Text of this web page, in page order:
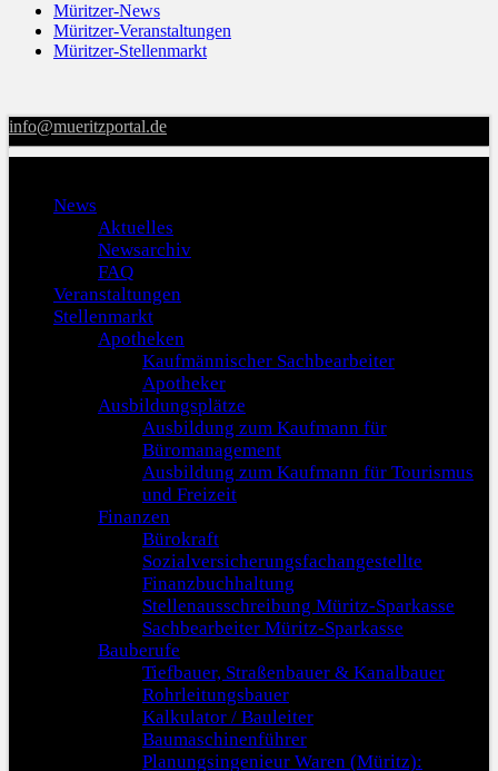
Müritzer-News
Müritzer-Veranstaltungen
Müritzer-Stellenmarkt
info@mueritzportal.de
News
Aktuelles
Newsarchiv
FAQ
Veranstaltungen
Stellenmarkt
Apotheken
Kaufmännischer Sachbearbeiter
Apotheker
Ausbildungsplätze
Ausbildung zum Kaufmann für
Büromanagement
Ausbildung zum Kaufmann für Tourismus
und Freizeit
Finanzen
Bürokraft
Sozialversicherungsfachangestellte
Finanzbuchhaltung
Stellenausschreibung Müritz-Sparkasse
Sachbearbeiter Müritz-Sparkasse
Bauberufe
Tiefbauer, Straßenbauer & Kanalbauer
Rohrleitungsbauer
Kalkulator / Bauleiter
Baumaschinenführer
Planungsingenieur Waren (Müritz):